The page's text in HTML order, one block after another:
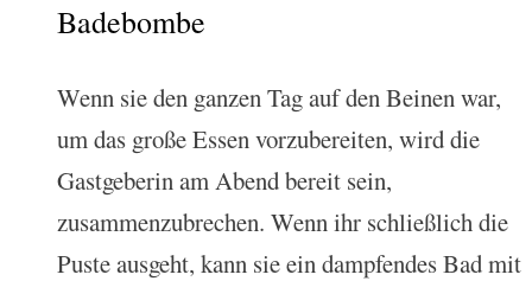
Badebombe
Wenn sie den ganzen Tag auf den Beinen war,
um das große Essen vorzubereiten, wird die
Gastgeberin am Abend bereit sein,
zusammenzubrechen. Wenn ihr schließlich die
Puste ausgeht, kann sie ein dampfendes Bad mit